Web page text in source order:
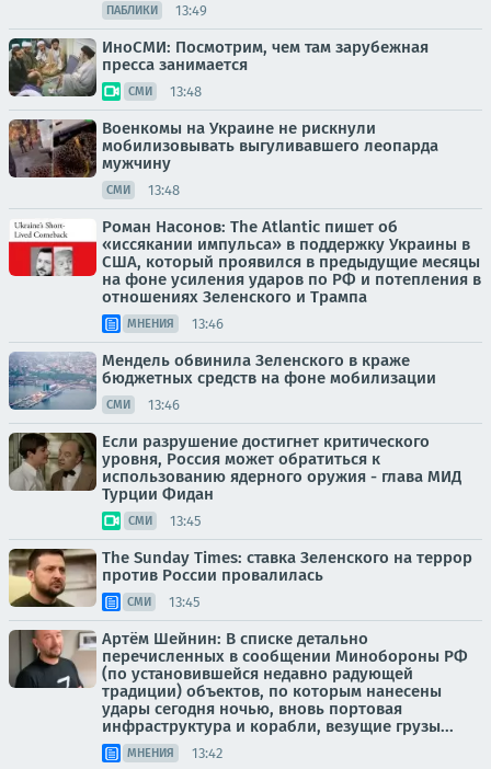
ПАБЛИКИ 13:49
ИноСМИ: Посмотрим, чем там зарубежная
пресса занимается
СМИ 13:48
Военкомы на Украине не рискнули
мобилизовывать выгуливавшего леопарда
мужчину
СМИ 13:48
Роман Насонов: The Atlantic пишет об
«иссякании импульса» в поддержку Украины в
США, который проявился в предыдущие месяцы
на фоне усиления ударов по РФ и потепления в
отношениях Зеленского и Трампа
МНЕНИЯ 13:46
Мендель обвинила Зеленского в краже
бюджетных средств на фоне мобилизации
СМИ 13:46
Если разрушение достигнет критического
уровня, Россия может обратиться к
использованию ядерного оружия - глава МИД
Турции Фидан
СМИ 13:45
The Sunday Times: ставка Зеленского на террор
против России провалилась
СМИ 13:45
Артём Шейнин: В списке детально
перечисленных в сообщении Минобороны РФ
(по установившейся недавно радующей
традиции) объектов, по которым нанесены
удары сегодня ночью, вновь портовая
инфраструктура и корабли, везущие грузы...
МНЕНИЯ 13:42